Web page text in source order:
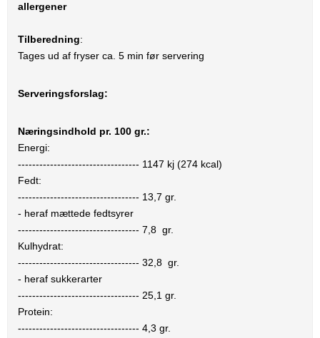
allergener
Tilberedning:
Tages ud af fryser ca. 5 min før servering
Serveringsforslag:
Næringsindhold pr. 100 gr.:
Energi:
---------------------------------- 1147 kj (274 kcal)
Fedt:
---------------------------------- 13,7 gr.
- heraf mættede fedtsyrer
---------------------------------- 7,8 gr.
Kulhydrat:
---------------------------------- 32,8 gr.
- heraf sukkerarter
---------------------------------- 25,1 gr.
Protein:
---------------------------------- 4,3 gr.